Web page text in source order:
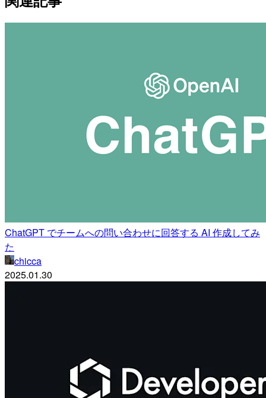
ChatGPT でチームへの問い合わせに回答する AI 作成してみ
た
chicca
2025.01.30